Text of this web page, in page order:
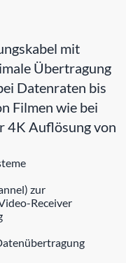
mit
Übertragung
Datenraten bis
Filmen wie bei
4K Auflösung von
zur
Receiver